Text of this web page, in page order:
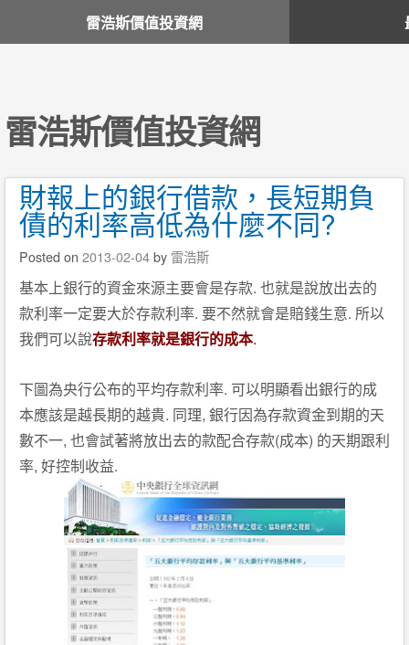
雷浩斯價值投資網
雷浩斯價值投資網
財報上的銀行借款，長短期負
債的利率高低為什麼不同?
Posted on 2013-02-04by 雷浩斯
基本上銀行的資金來源主要會是存款. 也就是說放出去的
款利率一定要大於存款利率. 要不然就會是賠錢生意. 所以
我們可以說存款利率就是銀行的成本.
下圖為央行公布的平均存款利率. 可以明顯看出銀行的成
本應該是越長期的越貴. 同理, 銀行因為存款資金到期的天
數不一, 也會試著將放出去的款配合存款(成本) 的天期跟利
率, 好控制收益.